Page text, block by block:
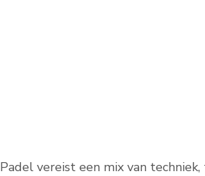
Padel vereist een mix van